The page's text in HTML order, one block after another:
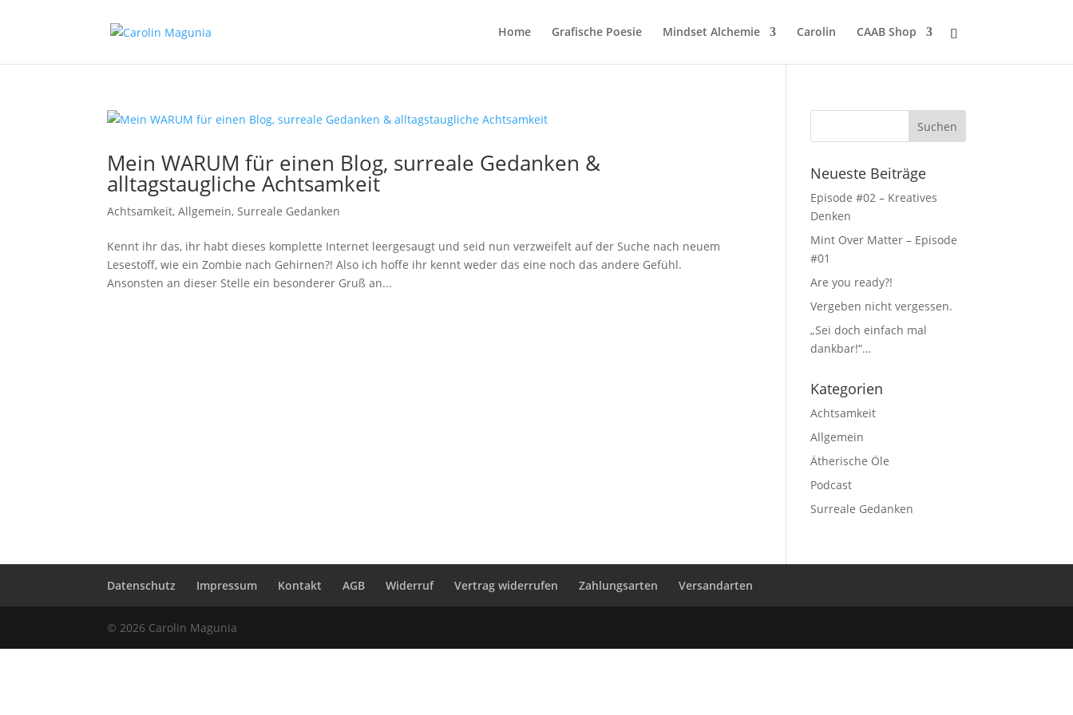
Home Grafische Poesie Mindset Alchemie Carolin CAAB Shop
Mein WARUM für einen Blog, surreale Gedanken &
alltagstaugliche Achtsamkeit
Achtsamkeit,Allgemein,Surreale Gedanken
Kennt ihr das, ihr habt dieses komplette Internet leergesaugt und seid nun verzweifelt auf der Suche nach neuem
Lesestoff, wie ein Zombie nach Gehirnen?! Also ich hoffe ihr kennt weder das eine noch das andere Gefühl.
Ansonsten an dieser Stelle ein besonderer Gruß an...
Neueste Beiträge
Episode #02 – Kreatives
Denken
Mint Over Matter – Episode
#01
Are you ready?!
Vergeben nicht vergessen.
„Sei doch einfach mal
dankbar!“…
Kategorien
Achtsamkeit
Allgemein
Ätherische Öle
Podcast
Surreale Gedanken
Datenschutz Impressum Kontakt AGB Widerruf Vertrag widerrufen Zahlungsarten Versandarten
© 2026 Carolin Magunia